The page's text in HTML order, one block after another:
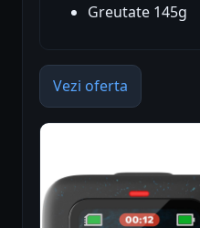
Greutate 145g
Vezi oferta